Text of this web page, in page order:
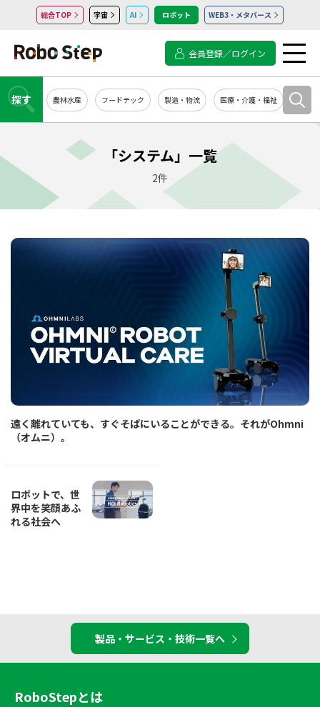
総合TOP 宇宙 AI ロボット WEB3・メタバース
会員登録／ログイン
探す 農林水産 フードテック 製造・物流 医療・介護・福祉 シス
「システム」一覧
2件
遠く離れていても、すぐそばにいることができる。それがOhmni
（オムニ）。
ロボットで、世
界中を笑顔あふ
れる社会へ
製品・サービス・技術一覧へ
RoboStepとは